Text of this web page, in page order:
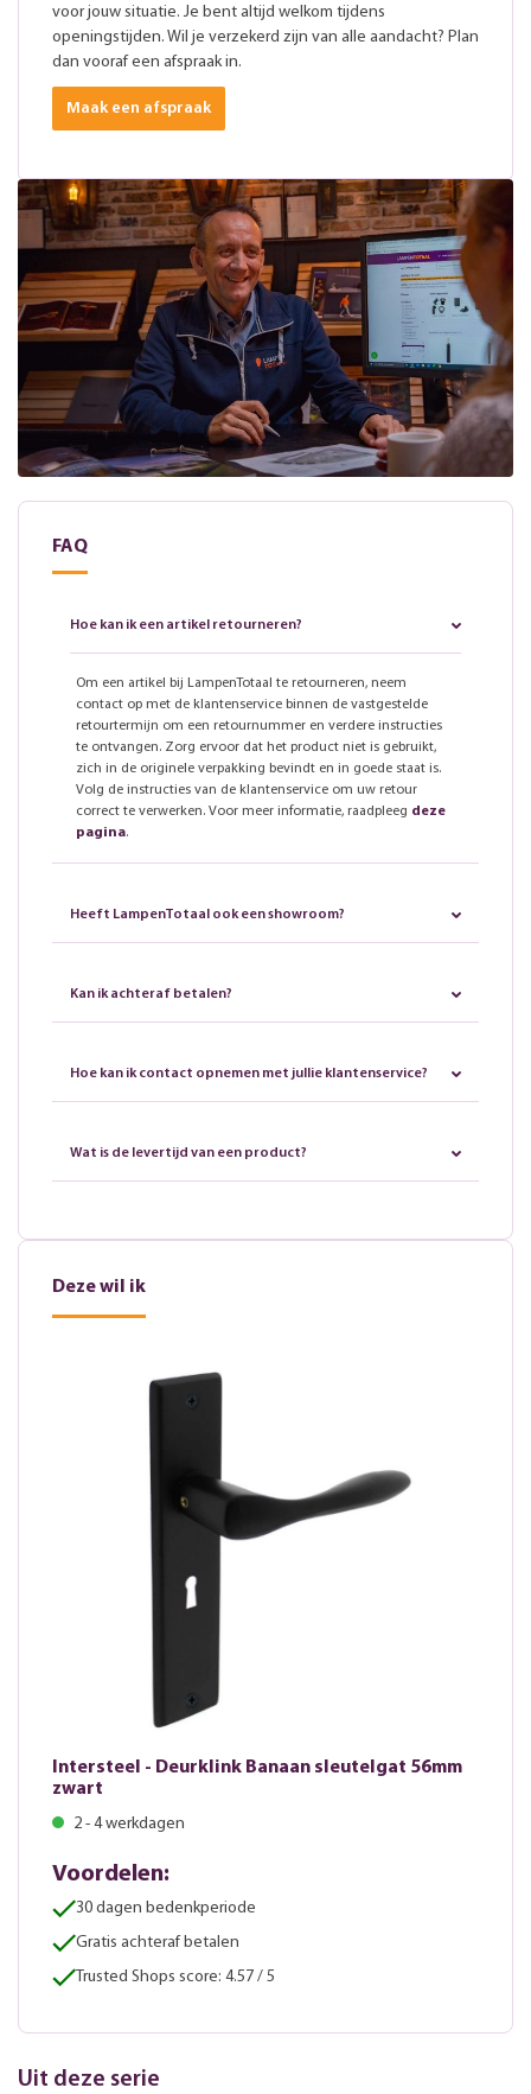
voor jouw situatie. Je bent altijd welkom tijdens
openingstijden. Wil je verzekerd zijn van alle aandacht? Plan
dan vooraf een afspraak in.
Maak een afspraak
FAQ
Hoe kan ik een artikel retourneren?
Om een artikel bij LampenTotaal te retourneren, neem
contact op met de klantenservice binnen de vastgestelde
retourtermijn om een retournummer en verdere instructies
te ontvangen. Zorg ervoor dat het product niet is gebruikt,
zich in de originele verpakking bevindt en in goede staat is.
Volg de instructies van de klantenservice om uw retour
correct te verwerken. Voor meer informatie, raadpleeg deze
pagina.
Heeft LampenTotaal ook een showroom?
Kan ik achteraf betalen?
Hoe kan ik contact opnemen met jullie klantenservice?
Wat is de levertijd van een product?
Deze wil ik
Intersteel - Deurklink Banaan sleutelgat 56mm
zwart
2 - 4 werkdagen
Voordelen:
30 dagen bedenkperiode
Gratis achteraf betalen
Trusted Shops score: 4.57 / 5
Uit deze serie